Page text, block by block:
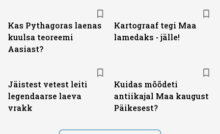
Kas Pythagoras laenas
kuulsa teoreemi
Aasiast?
Kartograaf tegi Maa
lamedaks - jälle!
Jäistest vetest leiti
legendaarse laeva
vrakk
Kuidas mõõdeti
antiikajal Maa kaugust
Päikesest?